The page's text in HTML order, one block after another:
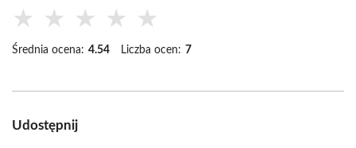
★ ★ ★ ★ ★
Średnia ocena: 4.54 Liczba ocen: 7
Udostępnij